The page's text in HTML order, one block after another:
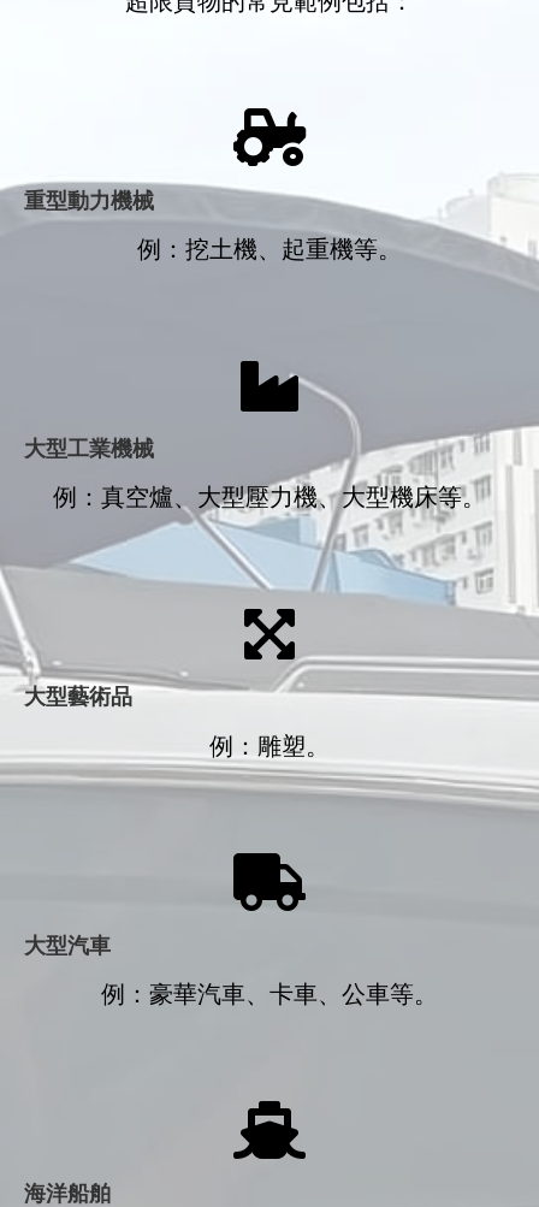
重型動力機械
例：挖土機、起重機等。
大型工業機械
例：真空爐、大型壓力機、大型機床等。
大型藝術品
例：雕塑。
大型汽車
例：豪華汽車、卡車、公車等。
海洋船舶